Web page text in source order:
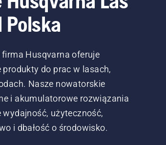
Polska
firma Husqvarna oferuje
produkty do prac w lasach,
Nasze nowatorskie
i akumulatorowe rozwiązania
wydajność, użyteczność,
i dbałość o środowisko.